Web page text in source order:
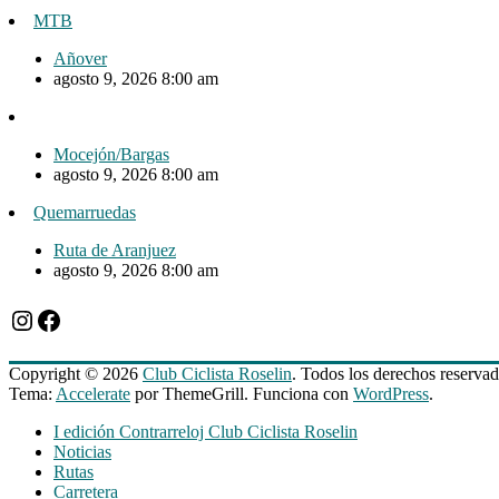
MTB
Añover
agosto 9, 2026 8:00 am
Mocejón/Bargas
agosto 9, 2026 8:00 am
Quemarruedas
Ruta de Aranjuez
agosto 9, 2026 8:00 am
Instagram
Facebook
Copyright © 2026 Club Ciclista Roselin. Todos los derechos
Tema: Accelerate por ThemeGrill. Funciona con WordPress.
I edición Contrarreloj Club Ciclista Roselin
Noticias
Rutas
Carretera